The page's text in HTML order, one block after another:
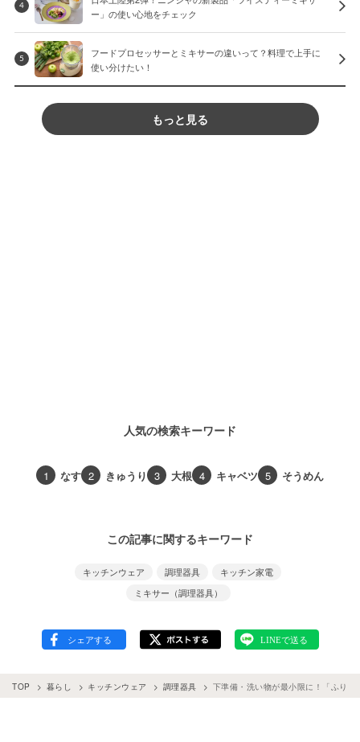
4
ー」の使い心地をチェック
5
フードプロセッサーとミキサーの違いって？料理で上手に
使い分けたい！
もっと見る
人気の検索キーワード
1 なす 2 きゅうり 3 大根 4 キャベツ 5 そうめん
この記事に関するキーワード
キッチンウェア 調理器具
キッチン家電
ミキサー（調理器具）
TOP 暮らし キッチンウェア 調理器具 下準備・洗い物が最小限に！「ふり